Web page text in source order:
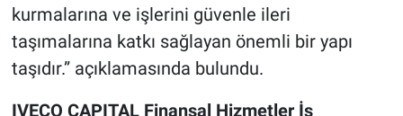
kurmalarına ve işlerini güvenle ileri
taşımalarına katkı sağlayan önemli bir yapı
taşıdır.” açıklamasında bulundu.
IVECO CAPITAL Finansal Hizmetler İş